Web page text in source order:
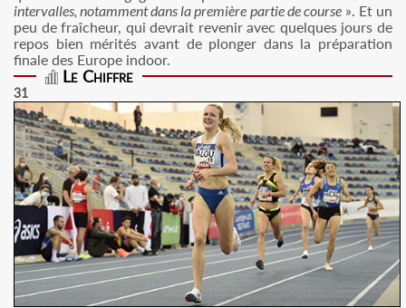
intervalles, notamment dans la première partie de course». Et un
peu de fraîcheur, qui devrait revenir avec quelques jours de
repos bien mérités avant de plonger dans la préparation
finale des Europe indoor.
Le Chiffre
31